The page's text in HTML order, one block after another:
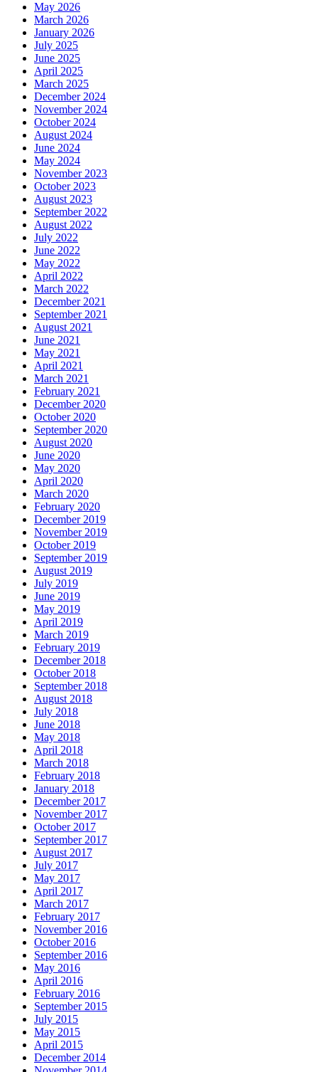
May 2026
March 2026
January 2026
July 2025
June 2025
April 2025
March 2025
December 2024
November 2024
October 2024
August 2024
June 2024
May 2024
November 2023
October 2023
August 2023
September 2022
August 2022
July 2022
June 2022
May 2022
April 2022
March 2022
December 2021
September 2021
August 2021
June 2021
May 2021
April 2021
March 2021
February 2021
December 2020
October 2020
September 2020
August 2020
June 2020
May 2020
April 2020
March 2020
February 2020
December 2019
November 2019
October 2019
September 2019
August 2019
July 2019
June 2019
May 2019
April 2019
March 2019
February 2019
December 2018
October 2018
September 2018
August 2018
July 2018
June 2018
May 2018
April 2018
March 2018
February 2018
January 2018
December 2017
November 2017
October 2017
September 2017
August 2017
July 2017
May 2017
April 2017
March 2017
February 2017
November 2016
October 2016
September 2016
May 2016
April 2016
February 2016
September 2015
July 2015
May 2015
April 2015
December 2014